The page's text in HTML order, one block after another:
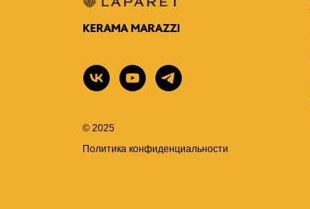
© 2025
Политика конфиденциальности